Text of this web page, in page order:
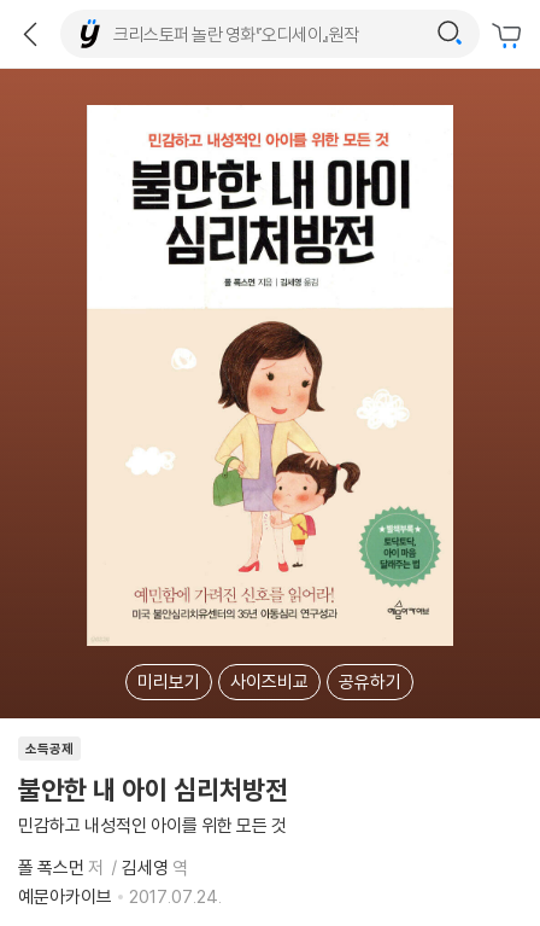
미리보기 사이즈비교 공유하기
소득공제
불안한 내 아이 심리처방전
민감하고 내성적인 아이를 위한 모든 것
폴 폭스먼 저 김세영 역
예문아카이브
2017.07.24.